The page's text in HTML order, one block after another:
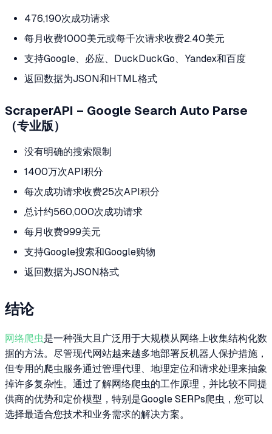
476,190次成功请求
每月收费1000美元或每千次请求收费2.40美元
支持Google、必应、DuckDuckGo、Yandex和百度
返回数据为JSON和HTML格式
ScraperAPI – Google Search Auto Parse
（专业版）
没有明确的搜索限制
1400万次API积分
每次成功请求收费25次API积分
总计约560,000次成功请求
每月收费999美元
支持Google搜索和Google购物
返回数据为JSON格式
结论
网络爬虫是一种强大且广泛用于大规模从网络上收集结构化数
据的方法。尽管现代网站越来越多地部署反机器人保护措施，
但专用的爬虫服务通过管理代理、地理定位和请求处理来抽象
掉许多复杂性。通过了解网络爬虫的工作原理，并比较不同提
供商的优势和定价模型，特别是Google SERPs爬虫，您可以
选择最适合您技术和业务需求的解决方案。